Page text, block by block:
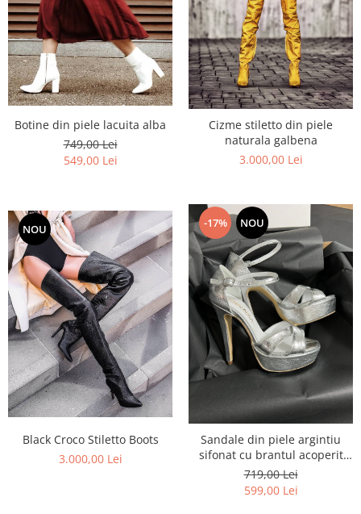
Botine din piele lacuita alba
749,00 Lei
549,00 Lei
Cizme stiletto din piele
naturala galbena
3.000,00 Lei
NOU
Black Croco Stiletto Boots
3.000,00 Lei
-17% NOU
Sandale din piele argintiu
sifonat cu brantul acoperit
integral cu burete pentru un
confort sporit.
719,00 Lei
599,00 Lei